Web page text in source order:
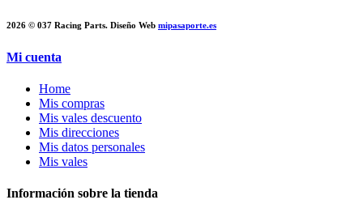
2026 © 037 Racing Parts. Diseño Web mipasaporte.es
Mi cuenta
Home
Mis compras
Mis vales descuento
Mis direcciones
Mis datos personales
Mis vales
Información sobre la tienda